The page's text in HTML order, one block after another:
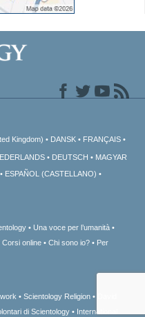
Kingdom) DANSK FRANÇAIS
DEUTSCH
MAGYAR
ESPAÑOL (CASTELLANO)
Una voce per l’umanità
Corsi online Chi sono io?
Per
Scientology Religion
di Scientology International